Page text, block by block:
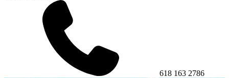
618 163 2786